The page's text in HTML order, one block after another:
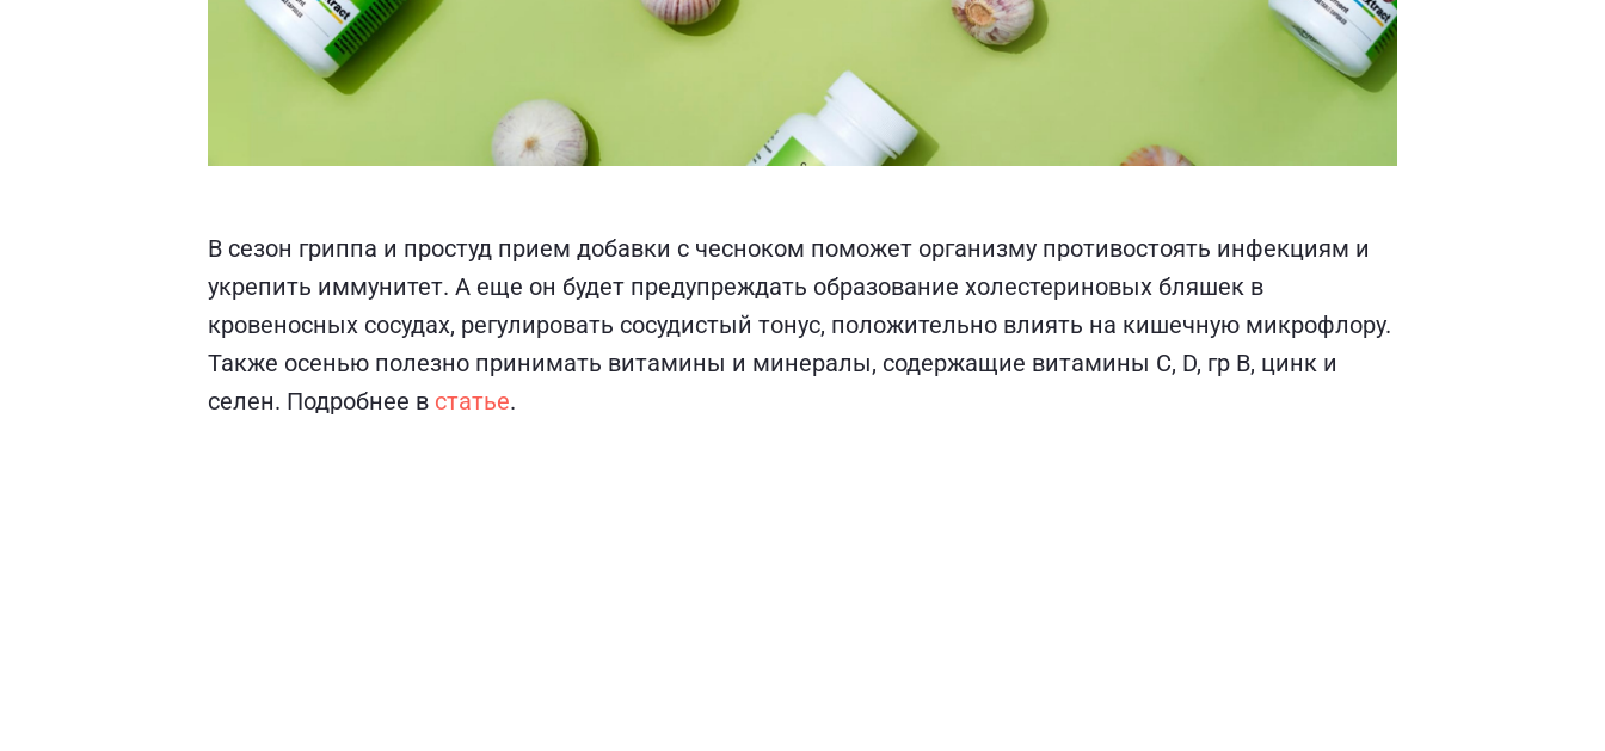
В сезон гриппа и простуд прием добавки с чесноком поможет организму противостоять инфекциям и
укрепить иммунитет. А еще он будет предупреждать образование холестериновых бляшек в
кровеносных сосудах, регулировать сосудистый тонус, положительно влиять на кишечную микрофлору.
Также осенью полезно принимать витамины и минералы, содержащие витамины С, D, гр В, цинк и
селен. Подробнее в статье.